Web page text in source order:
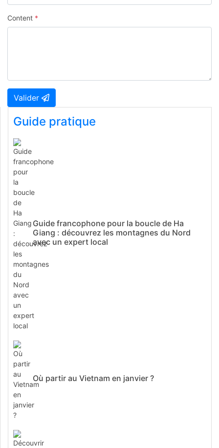
Content *
Valider
Guide pratique
Guide francophone pour la boucle de Ha
Giang : découvrez les montagnes du Nord
avec un expert local
Où partir au Vietnam en janvier ?